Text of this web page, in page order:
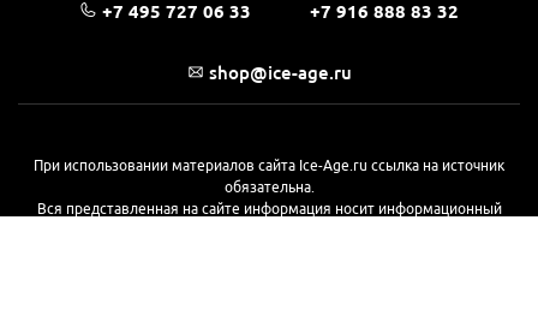
+7 495 727 06 33 +7 916 888 83 32
shop@ice-age.ru
При использовании материалов сайта Ice-Age.ru ссылка на источник
обязательна.
Вся представленная на сайте информация носит информационный